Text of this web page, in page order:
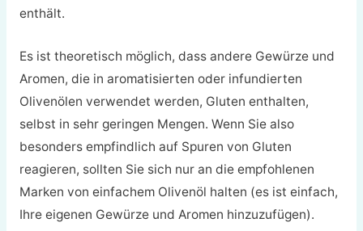
enthält.
Es ist theoretisch möglich, dass andere Gewürze und
Aromen, die in aromatisierten oder infundierten
Olivenölen verwendet werden, Gluten enthalten,
selbst in sehr geringen Mengen. Wenn Sie also
besonders empfindlich auf Spuren von Gluten
reagieren, sollten Sie sich nur an die empfohlenen
Marken von einfachem Olivenöl halten (es ist einfach,
Ihre eigenen Gewürze und Aromen hinzuzufügen).